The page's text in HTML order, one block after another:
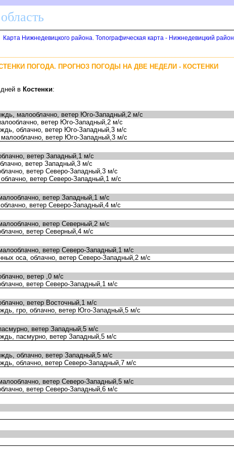
Карта Нижнедевицкого района. Топографическая карта - Нижнедевицкий район
ПОГОДА. ПРОГНОЗ ПОГОДЫ НА ДВЕ НЕДЕЛИ - КОСТЕНКИ
дней Костенки:
малооблачно, ветер Юго-Западный,2 м/с
ветер Юго-Западный,2 м/с
облачно, ветер Юго-Западный,3 м/с
ветер Юго-Западный,3 м/с
ветер Западный,1 м/с
ветер Западный,3 м/с
ветер Северо-Западный,3 м/с
ветер Северо-Западный,1 м/с
ветер Западный,1 м/с
ветер Северо-Западный,4 м/с
ветер Северный,2 м/с
ветер Северный,4 м/с
ветер Северо-Западный,1 м/с
оса, облачно, ветер Северо-Западный,2 м/с
ветер ,0 м/с
ветер Северо-Западный,1 м/с
ветер Восточный,1 м/с
гро, облачно, ветер Юго-Западный,5 м/с
ветер Западный,5 м/с
пасмурно, ветер Западный,5 м/с
облачно, ветер Западный,5 м/с
облачно, ветер Северо-Западный,7 м/с
ветер Северо-Западный,5 м/с
ветер Северо-Западный,6 м/с